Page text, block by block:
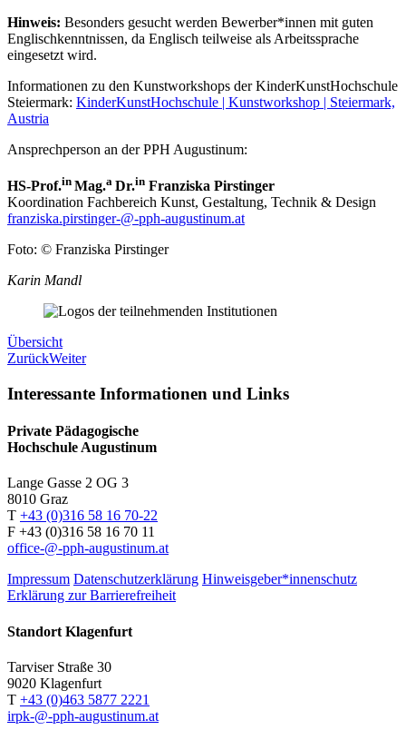
Hinweis: Besonders gesucht werden Bewerber*innen mit guten
Englischkenntnissen, da Englisch teilweise als Arbeitssprache
eingesetzt wird.
Informationen zu den Kunstworkshops der KinderKunstHochschule
Steiermark: KinderKunstHochschule | Kunstworkshop | Steiermark,
Austria
Ansprechperson an der PPH Augustinum:
HS-Prof.in Mag.a Dr.in Franziska Pirstinger
Koordination Fachbereich Kunst, Gestaltung, Technik & Design
franziska.pirstinger-@-pph-augustinum.at
Foto: © Franziska Pirstinger
Karin Mandl
Übersicht
ZurückWeiter
Interessante Informationen und Links
Private Pädagogische
Hochschule Augustinum
Lange Gasse 2 OG 3
8010 Graz
T +43 (0)316 58 16 70-22
F +43 (0)316 58 16 70 11
office-@-pph-augustinum.at
Impressum Datenschutzerklärung Hinweisgeber*innenschutz
Erklärung zur Barrierefreiheit
Standort Klagenfurt
Tarviser Straße 30
9020 Klagenfurt
T +43 (0)463 5877 2221
irpk-@-pph-augustinum.at